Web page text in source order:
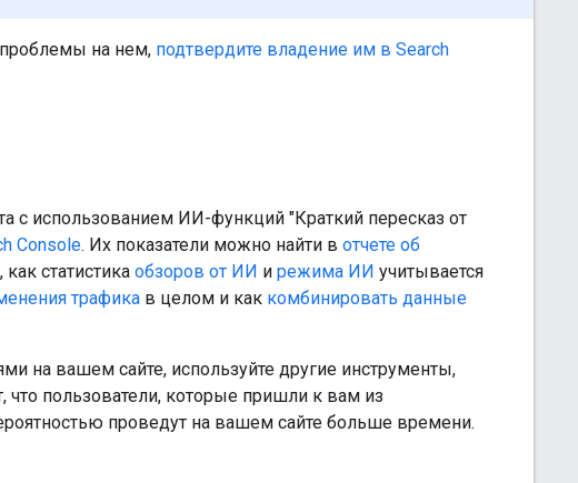
на нем, подтвердите владение им в Search
с использованием ИИ-функций "Краткий пересказ от
Console. Их показатели можно найти в отчете об
статистика обзоров от ИИ и режима ИИ учитывается
трафика в целом и как комбинировать данные
на вашем сайте, используйте другие инструменты,
что пользователи, которые пришли к вам из
проведут на вашем сайте больше времени.